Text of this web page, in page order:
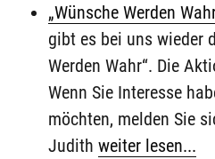
„Wünsche Werden
gibt es bei uns wieder
Werden Wahr“. Die
Wenn Sie Interesse
möchten, melden Sie
Judithweiter lesen...